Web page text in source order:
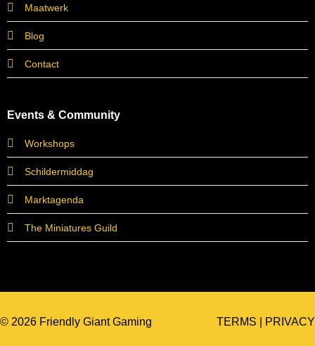
Maatwerk
Blog
Contact
Events & Community
Workshops
Schildermiddag
Marktagenda
The Miniatures Guild
© 2026 Friendly Giant Gaming TERMS PRIVACY